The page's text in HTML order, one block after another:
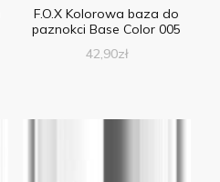
F.O.X Kolorowa baza do
paznokci Base Color 005
42,90zł